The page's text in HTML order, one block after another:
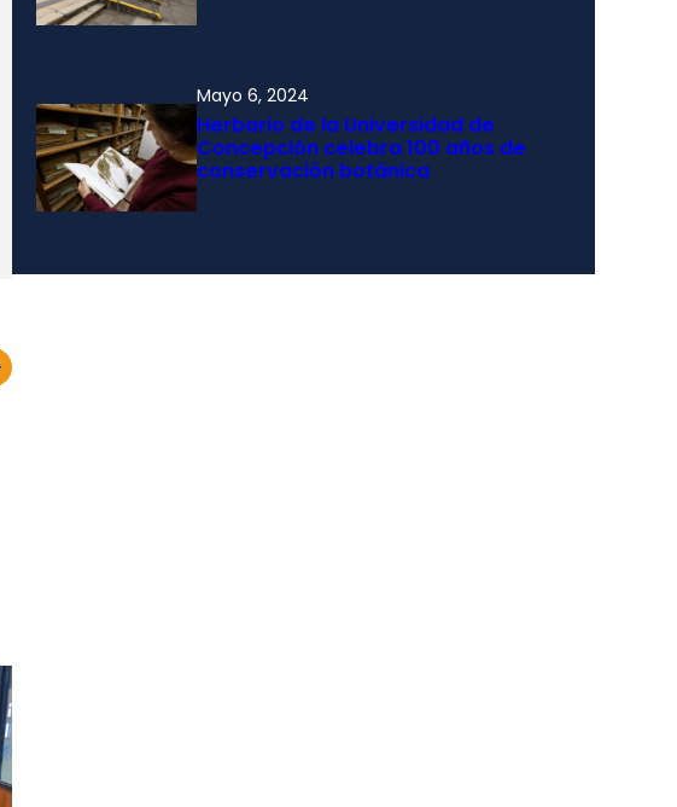
Mayo 6, 2024
Herbario de la Universidad de
Concepción celebra 100 años de
conservación botánica